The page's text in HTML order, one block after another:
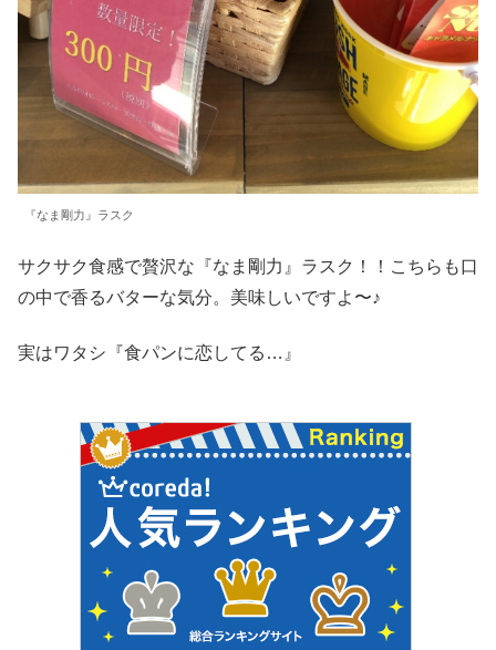
『なま剛力』ラスク
サクサク食感で贅沢な『なま剛力』ラスク！！こちらも口
の中で香るバターな気分。美味しいですよ〜♪
実はワタシ『食パンに恋してる…』